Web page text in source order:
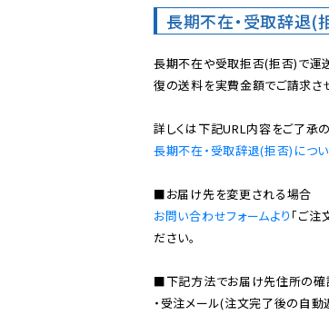
長期不在・受取辞退(
長期不在や受取拒否(拒否)で運
復の送料を実費金額でご請求さ
長期不在・受取辞退(拒否)につ
お問い合わせフォームより 「ご
ださい。
■下記方法でお届け先住所の確
・受注メール(注文完了後の自動